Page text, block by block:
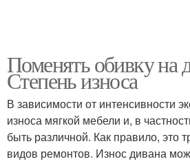
Поменять обивку на
Степень износа
В зависимости от интенсивности
износа мягкой мебели и, в
быть различной. Как правило, это
видов ремонтов. Износ дивана